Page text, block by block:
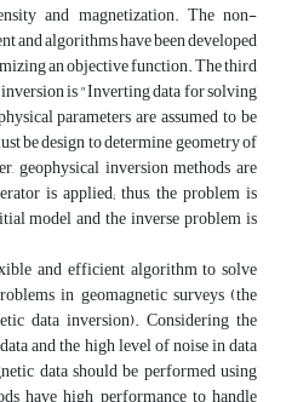
and magnetization. The non-
and algorithms have been developed
an objective function. The third
is "Inverting data for solving
parameters are assumed to be
be design to determine geometry of
geophysical inversion methods are
is applied; thus, the problem is
model and the inverse problem is
and efficient algorithm to solve
in geomagnetic surveys (the
data inversion). Considering the
and the high level of noise in data
data should be performed using